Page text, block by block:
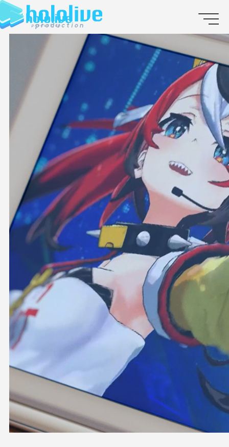
EN
JP
ABOUT
TALENT
NEWS
AUDITION
COLLABORATION
SUPPORT ADVERTISING
OFFICIAL SHOP
HOLODULE
会社概要
プライバシーポリシー
未成年の方々へのお願い
二次創作ガイドライン
よくある質問
サポーターガイドライン